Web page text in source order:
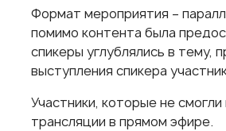
Формат мероприятия –
помимо контента была
спикеры углублялись в тему,
выступления спикера
Участники, которые не
трансляции в прямом эфире.